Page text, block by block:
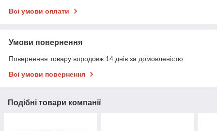
Всі умови оплати
Умови повернення
Повернення товару впродовж 14 днів за домовленістю
Всі умови повернення
Подібні товари компанії